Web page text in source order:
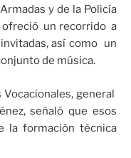
y de la Policía
ofreció un recorrido a
así como un
de música.
general
señaló que esos
la formación técnica